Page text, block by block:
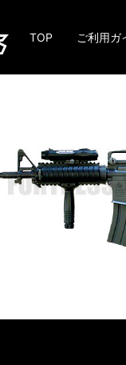
TOP ご利用ガ